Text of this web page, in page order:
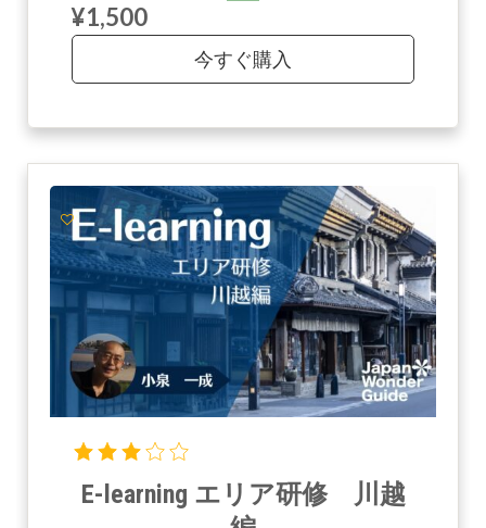
¥1,500
今すぐ購入
E-learning エリア研修 川越